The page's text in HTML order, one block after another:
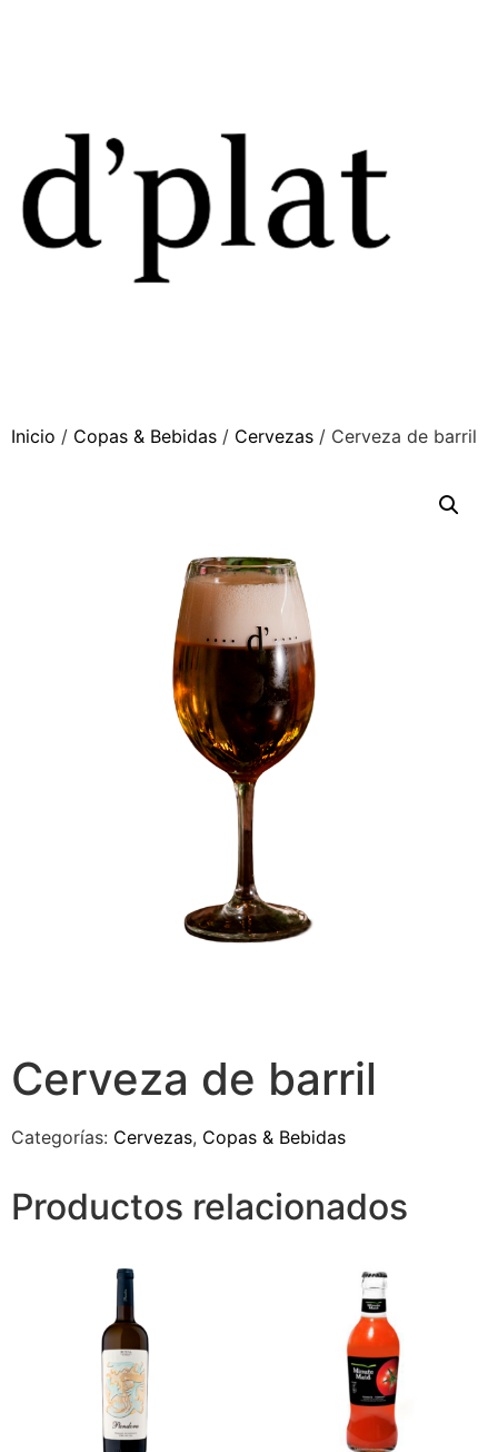
Inicio / Copas & Bebidas / Cervezas / Cerveza de barril
Cerveza de barril
Categorías: Cervezas, Copas & Bebidas
Productos relacionados